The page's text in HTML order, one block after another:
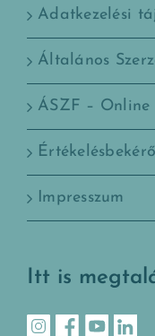
Adatkezelési
Általános
ÁSZF –
Impresszum
Itt is